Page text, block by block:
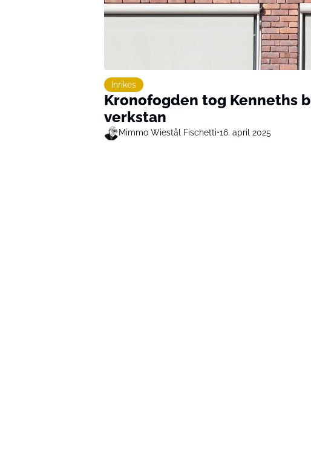
Inrikes
Kronofogden tog Kenneths
verkstan
Mimmo Wiestål Fischetti•16. april 2025